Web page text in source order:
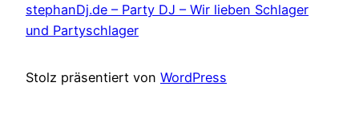
stephanDj.de – Party DJ – Wir lieben Schlager
und Partyschlager
Stolz präsentiert von WordPress